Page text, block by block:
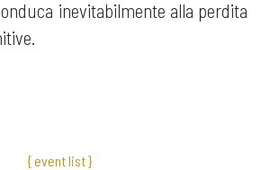
inevitabilmente alla perdita
{ event list }